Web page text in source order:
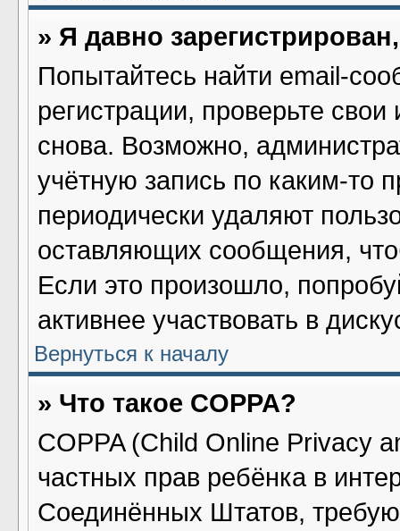
» Я давно
Попытайтесь найти email-
регистрации, проверьте
снова. Возможно,
учётную запись по каким-то
периодически удаляют
оставляющих сообщения,
Если это произошло,
активнее участвовать в
Вернуться к началу
» Что такое COPPA?
COPPA (Child Online Privacy
частных прав ребёнка в
Соединённых Штатов,